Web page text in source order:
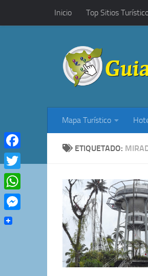
Saltar al contenido
Inicio Top Sitios
Mapa Turístico
ETIQUETADO:
Facebook
Twitter
WhatsApp
Messenger